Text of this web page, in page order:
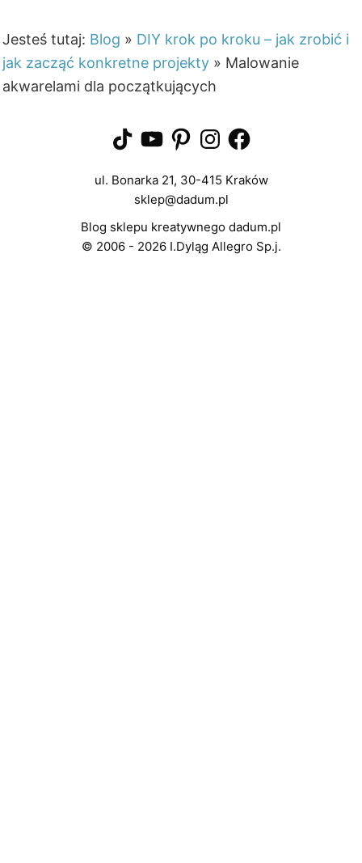
Jesteś tutaj: Blog » DIY krok po kroku – jak zrobić i
jak zacząć konkretne projekty » Malowanie
akwarelami dla początkujących
TikTokYouTubePinterestInstagramFacebook
ul. Bonarka 21, 30-415 Kraków
sklep@dadum.pl
Blog sklepu kreatywnego dadum.pl
© 2006 - 2026 I.Dyląg Allegro Sp.j.